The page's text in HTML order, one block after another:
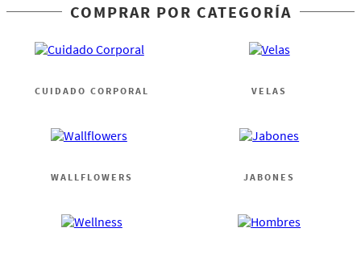
COMPRAR POR CATEGORÍA
CUIDADO CORPORAL VELAS
WALLFLOWERS JABONES